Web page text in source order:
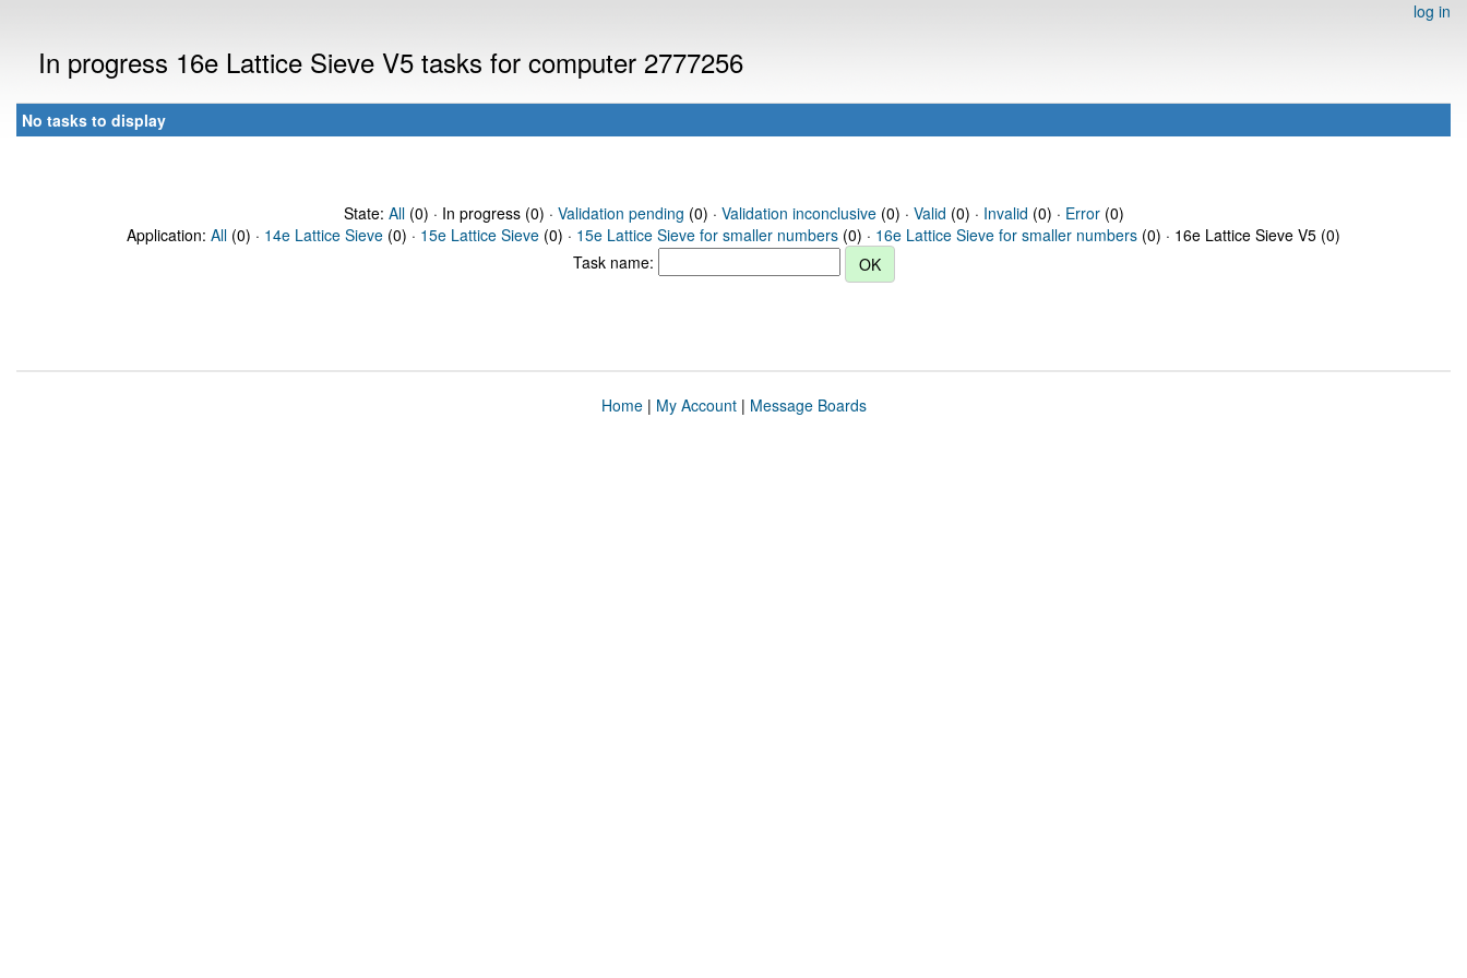
log in
In progress 16e Lattice Sieve V5 tasks for computer 2777256
No tasks to display
State: All(0) · In progress (0) · Validation pending (0) · Validation inconclusive(0) · Valid (0) · Invalid (0) · Error(0)
Application: All (0) · 14e Lattice Sieve (0) · 15e Lattice Sieve (0) · 15e Lattice Sieve for smaller numbers (0) · 16e Lattice Sieve for smaller numbers (0) · 16e Lattice Sieve V5 (0)
Task name:
Home| My Account| Message Boards